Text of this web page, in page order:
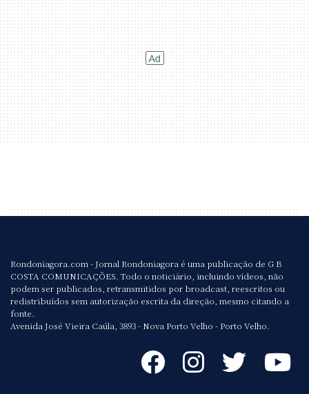
Rondoniagora.com - Jornal Rondoniagora é uma publicação de G B
COSTA COMUNICAÇÕES. Todo o noticiário, incluindo vídeos, não
podem ser publicados, retransmitidos por broadcast, reescritos ou
redistribuídos sem autorização escrita da direção, mesmo citando a
fonte.
Avenida José Vieira Caúla, 3893 - Nova Porto Velho - Porto Velho.